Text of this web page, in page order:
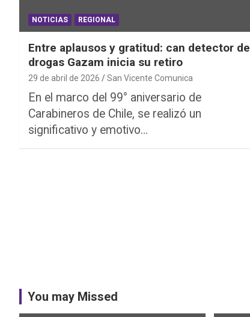
NOTICIAS REGIONAL
Entre aplausos y gratitud: can detector de
drogas Gazam inicia su retiro
29 de abril de 2026 San Vicente Comunica
En el marco del 99° aniversario de
Carabineros de Chile, se realizó un
significativo y emotivo…
You may Missed